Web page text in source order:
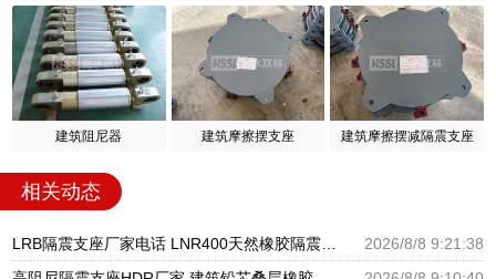
建筑阻尼器 建筑摩擦摆支座 建筑摩擦摆减隔震支座
相关动态
LRB隔震支座厂家电话 LNR400天然橡胶隔震支座 高层隔震橡胶支座什么价格
2026/8/8 9:21:38